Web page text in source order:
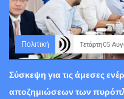
Πολιτική Τετάρτη 05
Σύσκεψη για τις άμεσες
αποζημιώσεων των